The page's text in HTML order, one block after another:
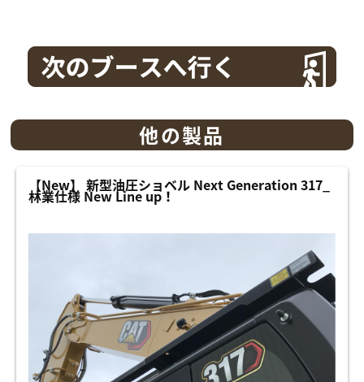
他の製品
【New】 新型油圧ショベル Next Generation 317_
林業仕様 New Line up！